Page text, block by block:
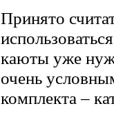
Принято
каюты уже
очень
комплекта –